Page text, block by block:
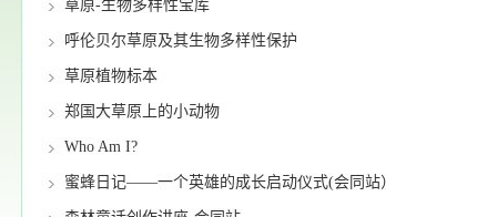
草原-生物多样性宝库
呼伦贝尔草原及其生物多样性保护
草原植物标本
郑国大草原上的小动物
Who Am I?
蜜蜂日记——一个英雄的成长启动仪式(会同站）